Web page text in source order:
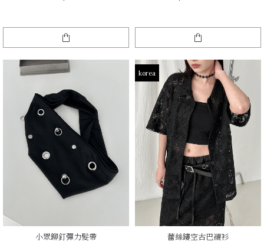
小眾鉚釘彈力髮帶
korea
蕾絲鏤空古巴襯衫